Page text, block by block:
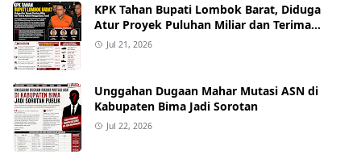
KPK Tahan Bupati Lombok Barat, Diduga
Atur Proyek Puluhan Miliar dan Terima
Alphard hingga Uang Tunai
Jul 21, 2026
Unggahan Dugaan Mahar Mutasi ASN di
Kabupaten Bima Jadi Sorotan
Jul 22, 2026